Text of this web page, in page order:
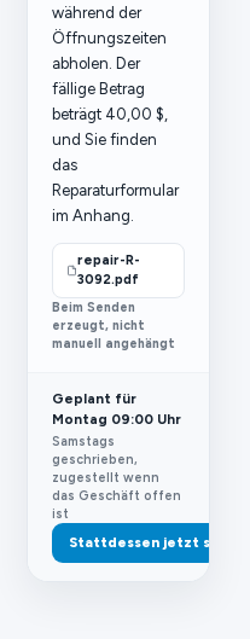
während der
Öffnungszeiten
abholen. Der
fällige Betrag
beträgt 40,00 $,
und Sie finden
das
Reparaturformular
im Anhang.
repair-R-
3092.pdf
Beim Senden
erzeugt, nicht
manuell angehängt
Geplant für
Montag 09:00 Uhr
Samstags
geschrieben,
zugestellt wenn
das Geschäft offen
ist
Stattdessen jetzt senden